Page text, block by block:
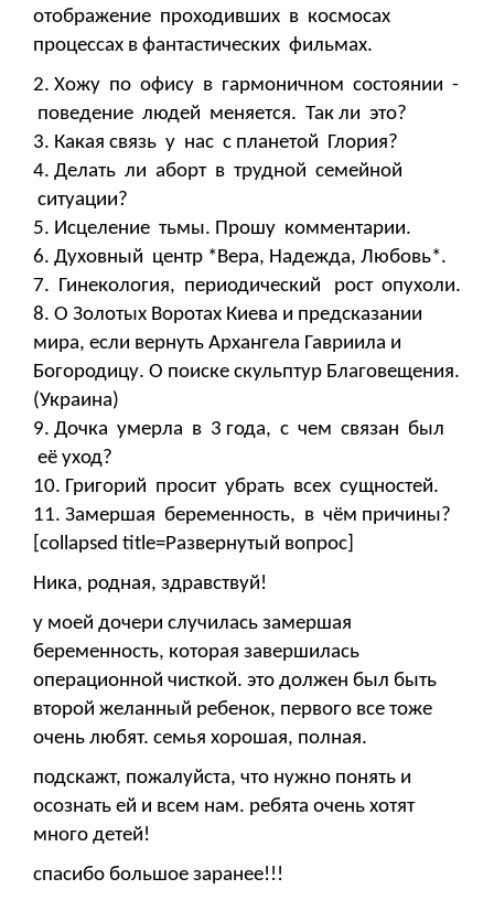
отображение проходивших в космосах
процессах в фантастических фильмах.
2. Хожу по офису в гармоничном состоянии -
поведение людей меняется. Так ли это?
3. Какая связь у нас с планетой Глория?
4. Делать ли аборт в трудной семейной
ситуации?
5. Исцеление тьмы. Прошу комментарии.
6. Духовный центр *Вера, Надежда, Любовь*.
7. Гинекология, периодический рост опухоли.
8. О Золотых Воротах Киева и предсказании
мира, если вернуть Архангела Гавриила и
Богородицу. О поиске скульптур Благовещения.
(Украина)
9. Дочка умерла в 3 года, с чем связан был
её уход?
10. Григорий просит убрать всех сущностей.
11. Замершая беременность, в чём причины?
[collapsed title=Развернутый вопрос]
Ника, родная, здравствуй!
у моей дочери случилась замершая
беременность, которая завершилась
операционной чисткой. это должен был быть
второй желанный ребенок, первого все тоже
очень любят. семья хорошая, полная.
подскажт, пожалуйста, что нужно понять и
осознать ей и всем нам. ребята очень хотят
много детей!
спасибо большое заранее!!!